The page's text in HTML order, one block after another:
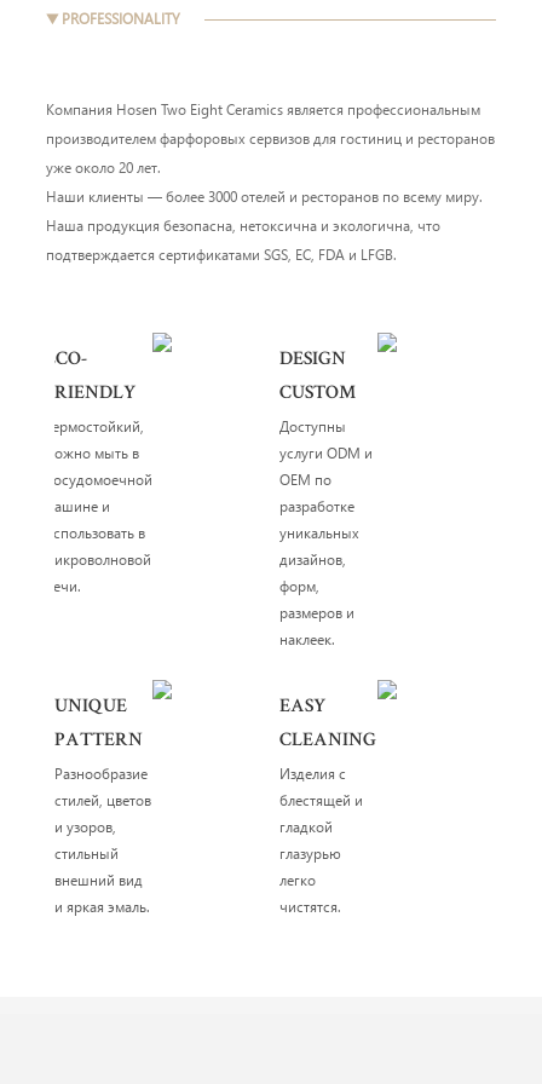
▼ PROFESSIONALITY
Компания Hosen Two Eight Ceramics является профессиональным
производителем фарфоровых сервизов для гостиниц и ресторанов
уже около 20 лет.
Наши клиенты — более 3000 отелей и ресторанов по всему миру.
Наша продукция безопасна, нетоксична и экологична, что
подтверждается сертификатами SGS, EC, FDA и LFGB.
ECO-
FRIENDLY
Термостойкий,
можно мыть в
посудомоечной
машине и
использовать в
микроволновой
печи.
DESIGN
CUSTOM
Доступны
услуги ODM и
OEM по
разработке
уникальных
дизайнов,
форм,
размеров и
наклеек.
UNIQUE
PATTERN
Разнообразие
стилей, цветов
и узоров,
стильный
внешний вид
и яркая эмаль.
EASY
CLEANING
Изделия с
блестящей и
гладкой
глазурью
легко
чистятся.